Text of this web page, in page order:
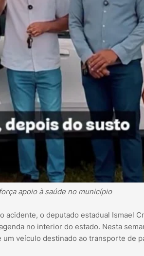
apoio à saúde no município
acidente, o deputado estadual Ismael
no interior do estado. Nesta
veículo destinado ao transporte de